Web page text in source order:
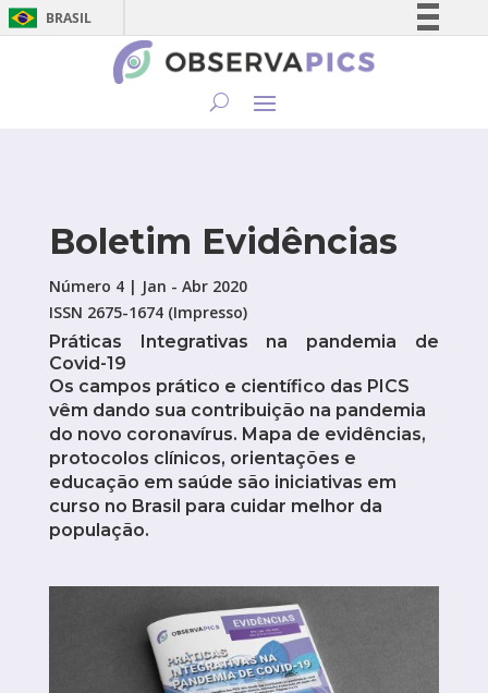
BRASIL
Simplifique!
Boletim Evidências
Número 4 | Jan - Abr 2020
ISSN 2675-1674 (Impresso)
Práticas Integrativas na pandemia de
Covid-19
Os campos prático e científico das PICS
vêm dando sua contribuição na pandemia
do novo coronavírus. Mapa de evidências,
protocolos clínicos, orientações e
educação em saúde são iniciativas em
curso no Brasil para cuidar melhor da
população.